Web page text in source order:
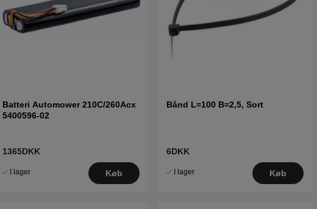
Batteri Automower 210C/260Acx
5400596-02
1365DKK
I lager Køb
Bånd L=100 B=2,5, Sort
6DKK
I lager Køb